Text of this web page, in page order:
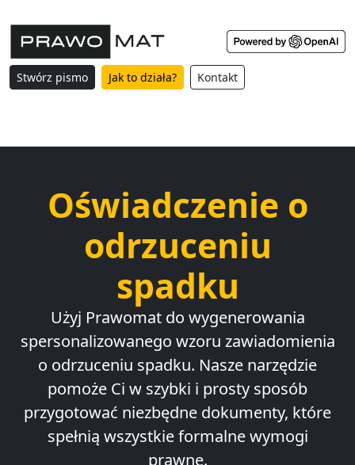
Stwórz pismo Jak to działa? Kontakt
Oświadczenie o
odrzuceniu
spadku
Użyj Prawomat do wygenerowania
spersonalizowanego wzoru zawiadomienia
o odrzuceniu spadku. Nasze narzędzie
pomoże Ci w szybki i prosty sposób
przygotować niezbędne dokumenty, które
spełnią wszystkie formalne wymogi
prawne.